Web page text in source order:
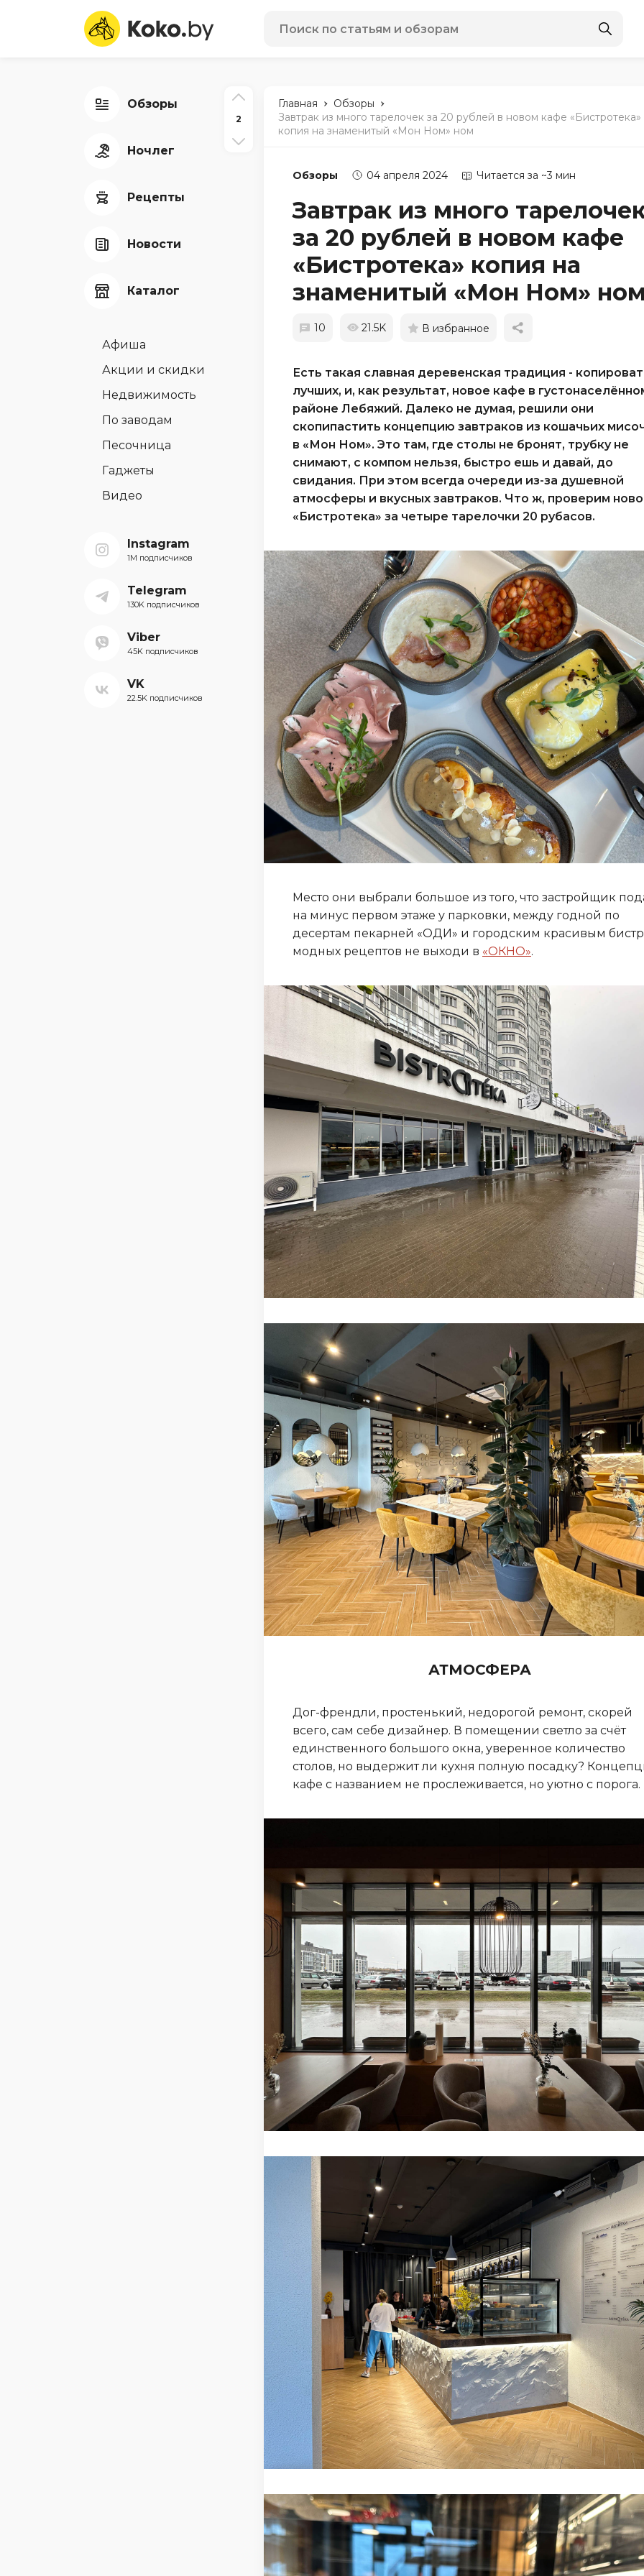
Обзоры
Ночлег
Рецепты
Новости
Каталог
Афиша
Акции и скидки
Недвижимость
По заводам
Песочница
Гаджеты
Видео
Instagram
1M подписчиков
Telegram
130K подписчиков
Viber
45K подписчиков
VK
22.5K подписчиков
2
Главная - Обзоры -
Завтрак из много тарелочек за 20 рублей в новом кафе «Бистротека»
копия на знаменитый «Мон Ном» ном
Обзоры 04 апреля 2024 Читается за ~3 мин
Завтрак из много
за 20 рублей в новом кафе
«Бистротека» копия на
знаменитый «Мон Ном»
10 21.5K В избранное
Есть такая славная деревенская традиция -
лучших, и, как результат, новое кафе в
районе Лебяжий. Далеко не думая, решили они
скопипастить концепцию завтраков из кошачьих
в «Мон Ном». Это там, где столы не бронят, трубку не
снимают, с компом нельзя, быстро ешь и давай, до
свидания. При этом всегда очереди из-за душевной
атмосферы и вкусных завтраков. Что ж, проверим
«Бистротека» за четыре тарелочки 20 рубасов.
Место они выбрали большое из того, что застройщик
на минус первом этаже у парковки, между годной по
десертам пекарней «ОДИ» и городским красивым
модных рецептов не выходи в «ОКНО».
АТМОСФЕРА
Дог-френдли, простенький, недорогой ремонт, скорей
всего, сам себе дизайнер. В помещении светло за счёт
единственного большого окна, уверенное количество
столов, но выдержит ли кухня полную посадку?
кафе с названием не прослеживается, но уютно с порога.